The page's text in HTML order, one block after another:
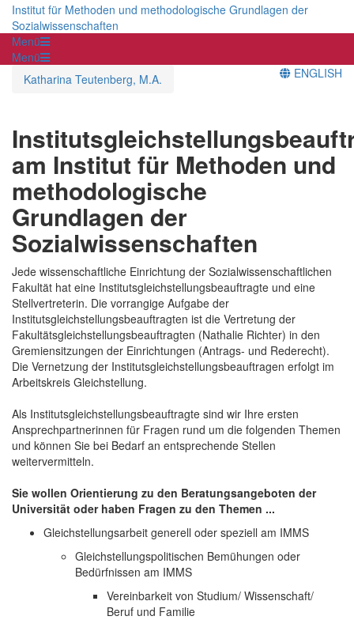
Institut für Methoden und methodologische Grundlagen der
Sozialwissenschaften
Menü
Menü
Katharina Teutenberg, M.A.
ENGLISH
am Institut für Methoden und
methodologische
Grundlagen der
Sozialwissenschaften
Jede wissenschaftliche Einrichtung der Sozialwissenschaftlichen
Fakultät hat eine Institutsgleichstellungsbeauftragte und eine
Stellvertreterin. Die vorrangige Aufgabe der
Institutsgleichstellungsbeauftragten ist die Vertretung der
Fakultätsgleichstellungsbeauftragten (Nathalie Richter) in den
Gremiensitzungen der Einrichtungen (Antrags- und Rederecht).
Die Vernetzung der Institutsgleichstellungsbeauftragen erfolgt im
Arbeitskreis Gleichstellung.
Als Institutsgleichstellungsbeauftragte sind wir Ihre ersten
Ansprechpartnerinnen für Fragen rund um die folgenden Themen
und können Sie bei Bedarf an entsprechende Stellen
weitervermitteln.
Sie wollen Orientierung zu den Beratungsangeboten der
Universität oder haben Fragen zu den Themen ...
Gleichstellungsarbeit generell oder speziell am IMMS
Gleichstellungspolitischen Bemühungen oder
Bedürfnissen am IMMS
Vereinbarkeit von Studium/ Wissenschaft/
Beruf und Familie